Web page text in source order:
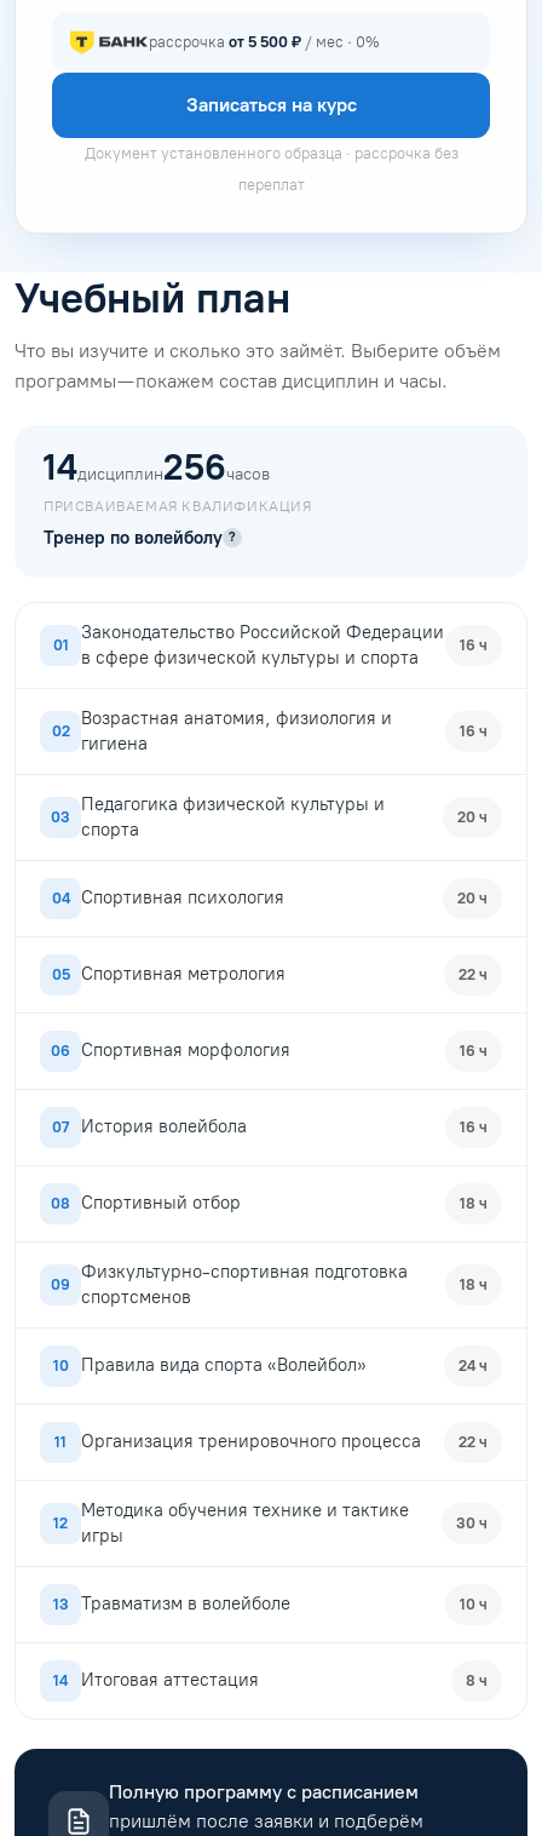
рассрочка от 5 500 ₽ / мес · 0%
Записаться на курс
Документ установленного образца · рассрочка без
переплат
Учебный план
Что вы изучите и сколько это займёт. Выберите объём
программы — покажем состав дисциплин и часы.
14дисциплин256часов
ПРИСВАИВАЕМАЯ КВАЛИФИКАЦИЯ
Тренер по волейболу ?
01
Законодательство Российской Федерации
в сфере физической культуры и спорта
16 ч
02
Возрастная анатомия, физиология и
гигиена
16 ч
03
Педагогика физической культуры и
спорта
20 ч
04 Спортивная психология 20 ч
05 Спортивная метрология 22 ч
06 Спортивная морфология 16 ч
07 История волейбола 16 ч
08 Спортивный отбор 18 ч
09
Физкультурно-спортивная подготовка
спортсменов
18 ч
10 Правила вида спорта «Волейбол» 24 ч
11 Организация тренировочного процесса 22 ч
12
Методика обучения технике и тактике
игры
30 ч
13 Травматизм в волейболе 10 ч
14 Итоговая аттестация 8 ч
Полную программу с расписанием
пришлём после заявки и подберём